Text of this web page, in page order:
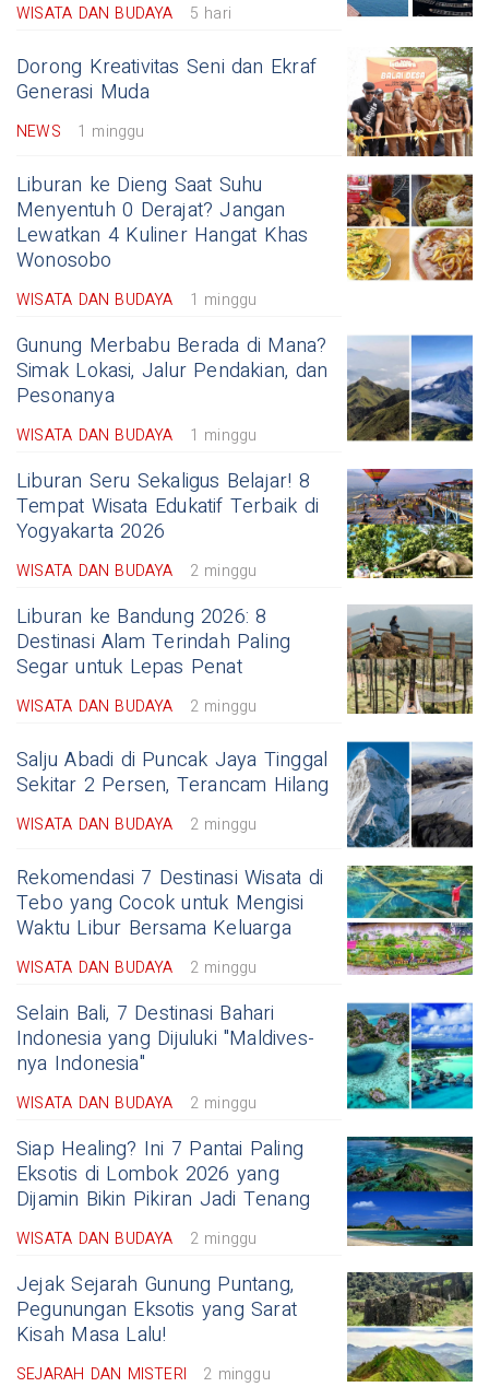
WISATA DAN BUDAYA 5 hari
Dorong Kreativitas Seni dan Ekraf
Generasi Muda
NEWS 1 minggu
Liburan ke Dieng Saat Suhu
Menyentuh 0 Derajat? Jangan
Lewatkan 4 Kuliner Hangat Khas
Wonosobo
WISATA DAN BUDAYA 1 minggu
Gunung Merbabu Berada di Mana?
Simak Lokasi, Jalur Pendakian, dan
Pesonanya
WISATA DAN BUDAYA 1 minggu
Liburan Seru Sekaligus Belajar! 8
Tempat Wisata Edukatif Terbaik di
Yogyakarta 2026
WISATA DAN BUDAYA 2 minggu
Liburan ke Bandung 2026: 8
Destinasi Alam Terindah Paling
Segar untuk Lepas Penat
WISATA DAN BUDAYA 2 minggu
Salju Abadi di Puncak Jaya Tinggal
Sekitar 2 Persen, Terancam Hilang
WISATA DAN BUDAYA 2 minggu
Rekomendasi 7 Destinasi Wisata di
Tebo yang Cocok untuk Mengisi
Waktu Libur Bersama Keluarga
WISATA DAN BUDAYA 2 minggu
Selain Bali, 7 Destinasi Bahari
Indonesia yang Dijuluki "Maldives-
nya Indonesia"
WISATA DAN BUDAYA 2 minggu
Siap Healing? Ini 7 Pantai Paling
Eksotis di Lombok 2026 yang
Dijamin Bikin Pikiran Jadi Tenang
WISATA DAN BUDAYA 2 minggu
Jejak Sejarah Gunung Puntang,
Pegunungan Eksotis yang Sarat
Kisah Masa Lalu!
SEJARAH DAN MISTERI 2 minggu